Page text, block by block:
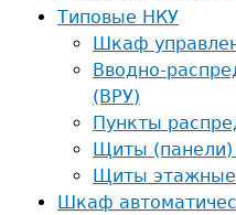
Типовые НКУ
Шкаф
Вводно-
(ВРУ)
Пункты
Щиты
Щиты
Шкаф